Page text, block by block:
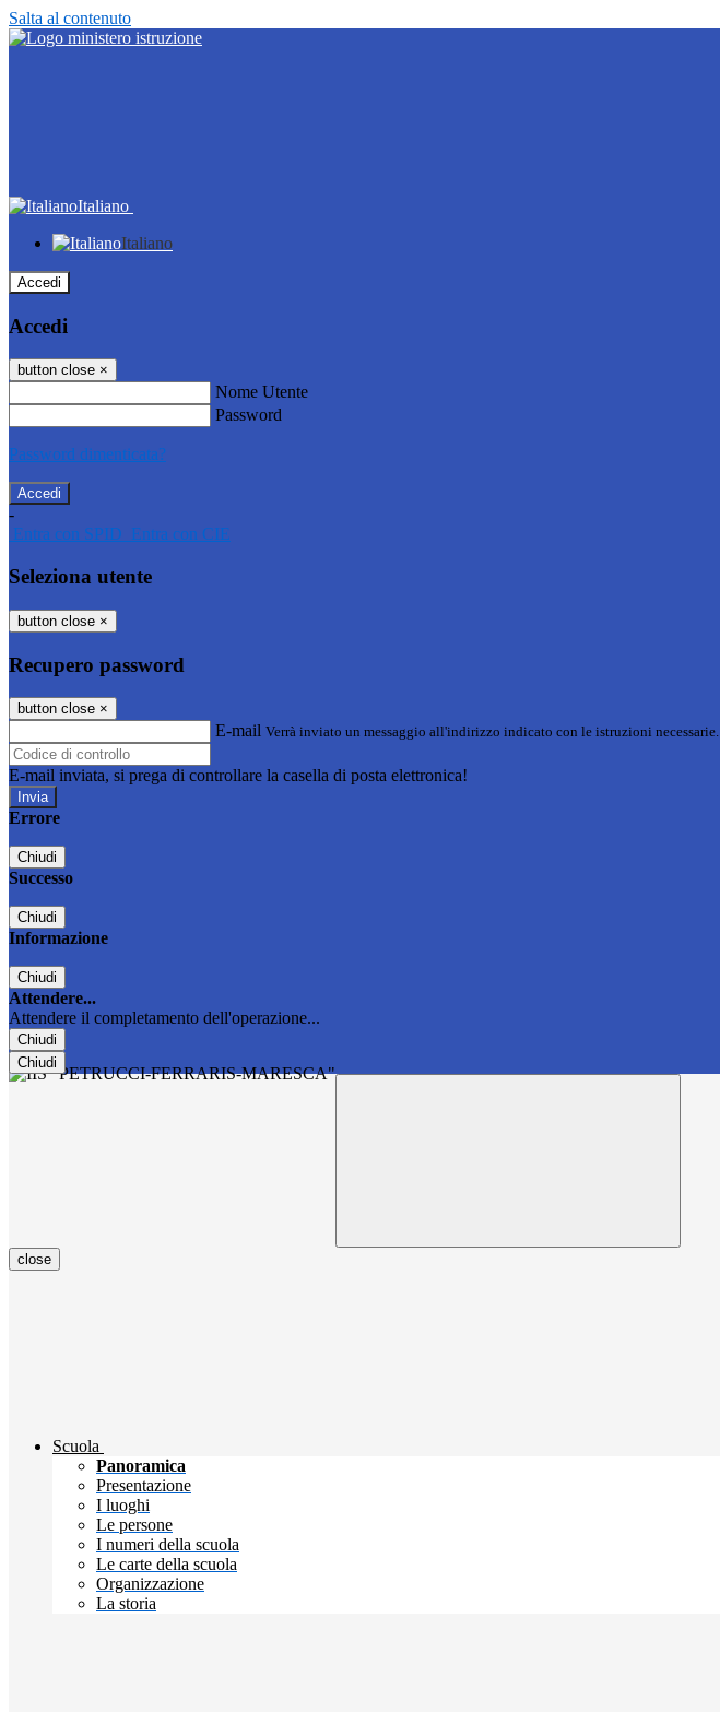
Salta al contenuto
Italiano
Italiano
Accedi
Accedi
button close ×
Nome Utente
Password
Password dimenticata?
-
Entra con SPID Entra con CIE
Seleziona utente
button close ×
Recupero password
button close ×
E-mail Verrà inviato un messaggio all'indirizzo indicato con le istruzioni necessarie.
E-mail inviata, si prega di controllare la casella di posta elettronica!
Errore
Chiudi
Successo
Chiudi
Informazione
Chiudi
Attendere...
Attendere il completamento dell'operazione...
Chiudi
Chiudi
close
Scuola
Panoramica
Presentazione
I luoghi
Le persone
I numeri della scuola
Le carte della scuola
Organizzazione
La storia